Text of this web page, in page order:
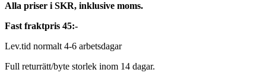
Alla priser i SKR, inklusive moms.
Fast fraktpris 45:-
Lev.tid normalt 4-6 arbetsdagar
Full returrätt/byte storlek inom 14 dagar.